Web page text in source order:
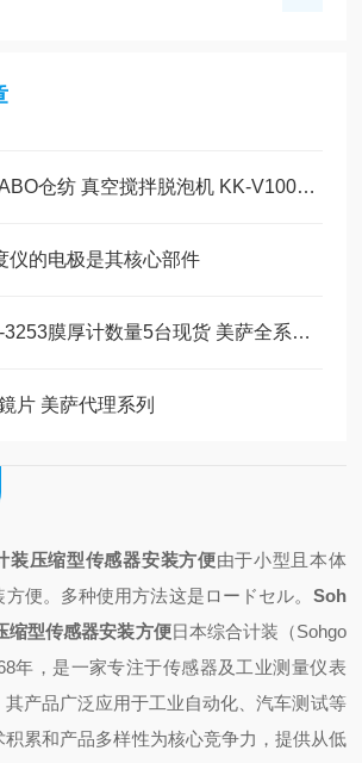
美萨科技--KURABO仓纺 真空搅拌脱泡机 KK-V1000W
仪的电极是其核心部件
AND爱安德 AD-3253膜厚计数量5台现货 美萨全系列代理
片 美萨代理系列
装压缩型传感器安装方便由于小型且本体
方便。多种使用方法这是ロードセル。 Soh
缩型传感器安装方便日本综合计装（Sohgo
年，是一家专注于传感器及工业测量仪表
产品广泛应用于工业自动化、汽车测试等
积累和产品多样性为核心竞争力，提供从低